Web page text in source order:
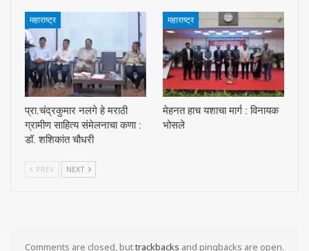
महाराष्ट्र
प्रा.चंद्रकुमार नलगे हे मराठी
ग्रामीण साहित्य संमेलनाचा कणा :
डॉ. शशिकांत चौधरी
महाराष्ट्र
मेहनत हाच यशाचा मार्ग : विनायक
भोसले
PREV NEXT
Comments are closed, buttrackbacks and pingbacks are open.